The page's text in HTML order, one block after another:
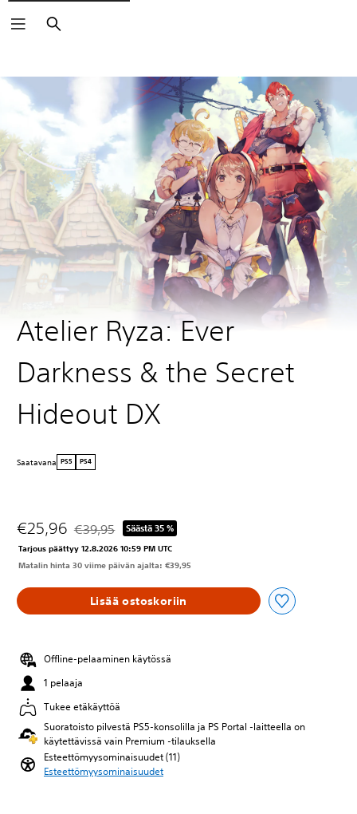
Haku
Atelier Ryza: Ever
Darkness & the Secret
Hideout DX
Saatavana PS5 PS4
€25,96 Alennettu alkuperäisestä hinnasta €39,95
€39,95 Säästä 35 %
Tarjous päättyy 12.8.2026 10:59 PM UTC
Matalin hinta 30 viime päivän ajalta: €39,95
Lisää ostoskoriin
Offline-pelaaminen käytössä
1 pelaaja
Tukee etäkäyttöä
Suoratoisto pilvestä PS5-konsolilla ja PS Portal ‑laitteella on
käytettävissä vain Premium ‑tilauksella
Esteettömyysominaisuudet (11)
Esteettömyysominaisuudet